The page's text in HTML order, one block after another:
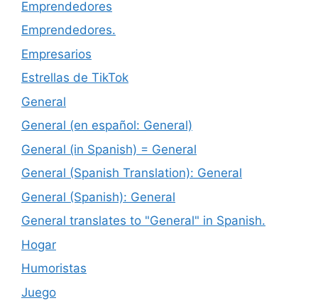
Emprendedores
Emprendedores.
Empresarios
Estrellas de TikTok
General
General (en español: General)
General (in Spanish) = General
General (Spanish Translation): General
General (Spanish): General
General translates to "General" in Spanish.
Hogar
Humoristas
Juego